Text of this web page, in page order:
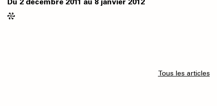
Tous les articles